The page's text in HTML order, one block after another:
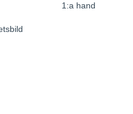
1:a hand